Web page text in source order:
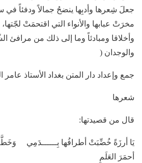
جعلَ شِعرها وأدبِها ينضحُ جمالاً ودفئاً في
مخرَتْ عبابها والأنواء التي اقتحمَتْ
وأخلاقا ومبادئاً وما إلى ذلك من مرافئ
والوجدان (
جمع وإعداد دار المتن بغداد الأستاذ
شعرها
قال من قصيدتها:
يَا أرزَةً خُضِّبَتْ أطرافُها بِــــــدَمِي وَخَطَّ
أحمَرَ العَلَمِ